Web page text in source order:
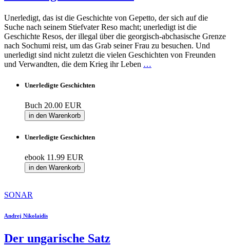
Unerledigt, das ist die Geschichte von Gepetto, der sich auf die
Suche nach seinem Stiefvater Reso macht; unerledigt ist die
Geschichte Resos, der illegal über die georgisch-abchasische Grenze
nach Sochumi reist, um das Grab seiner Frau zu besuchen. Und
unerledigt sind nicht zuletzt die vielen Geschichten von Freunden
und Verwandten, die dem Krieg ihr Leben …
Unerledigte Geschichten
Buch 20.00 EUR
in den Warenkorb
Unerledigte Geschichten
ebook 11.99 EUR
in den Warenkorb
SONAR
Andrej Nikolaidis
Der ungarische Satz